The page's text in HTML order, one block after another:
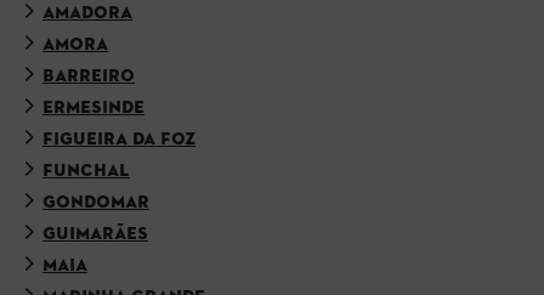
AMADORA
AMORA
BARREIRO
ERMESINDE
FIGUEIRA DA FOZ
FUNCHAL
GONDOMAR
GUIMARÃES
MAIA